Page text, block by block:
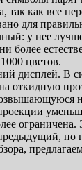
так как все
для
у нее
более
цветов.
дисплей. В
откидную
ограничена.
но